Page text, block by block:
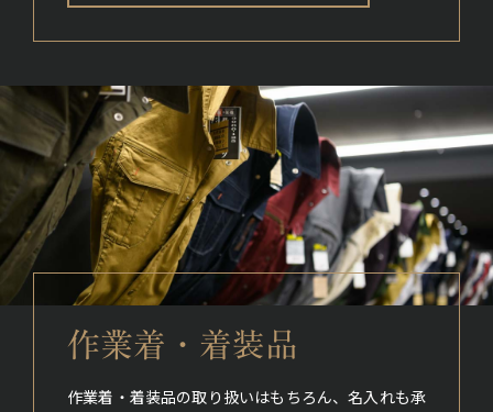
作業着・着装品
作業着・着装品の取り扱いはもちろん、名入れも承